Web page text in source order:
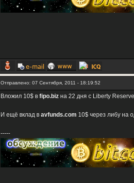
Отправлено: 07 Сентября, 2011 - 18:19:52
Вложил 10$ в fipo.biz на 22 дня с Liberty
И ещё вклад в avfunds.com 10$ через либу на
-----